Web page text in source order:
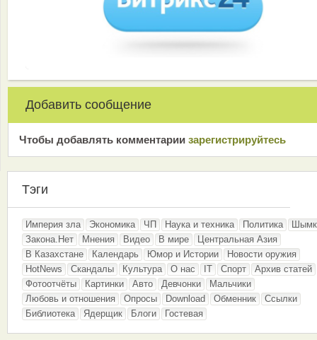
Добавить сообщение
Чтобы добавлять комментарии зарeгиcтрирyйтeсь
Тэги
Империя зла Экономика ЧП Наука и техника Политика
Закона.Нет
Мнения Видео В мире
Центральная Азия
В Казахстане
Календарь Юмор и Истории
Новости оружия
HotNews
Скандалы Культура О нас IT Спорт
Архив статей
Фотоотчёты
Картинки Авто Девчонки
Мальчики
Любовь и отношения
Опросы Download Обменник
Ссылки
Библиотека
Ядерщик Блоги Гостевая